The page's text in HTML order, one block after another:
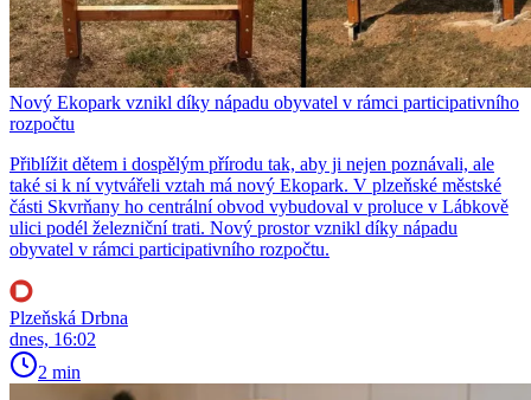
Nový Ekopark vznikl díky nápadu obyvatel v rámci participativního
rozpočtu
Přiblížit dětem i dospělým přírodu tak, aby ji nejen poznávali, ale
také si k ní vytvářeli vztah má nový Ekopark. V plzeňské městské
části Skvrňany ho centrální obvod vybudoval v proluce v Lábkově
ulici podél železniční trati. Nový prostor vznikl díky nápadu
obyvatel v rámci participativního rozpočtu.
Plzeňská Drbna
dnes, 16:02
2 min